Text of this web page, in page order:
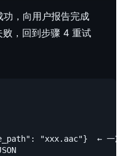
，向用户报告完成
，回到步骤 4 重试
"xxx.aac"}  ← 一次